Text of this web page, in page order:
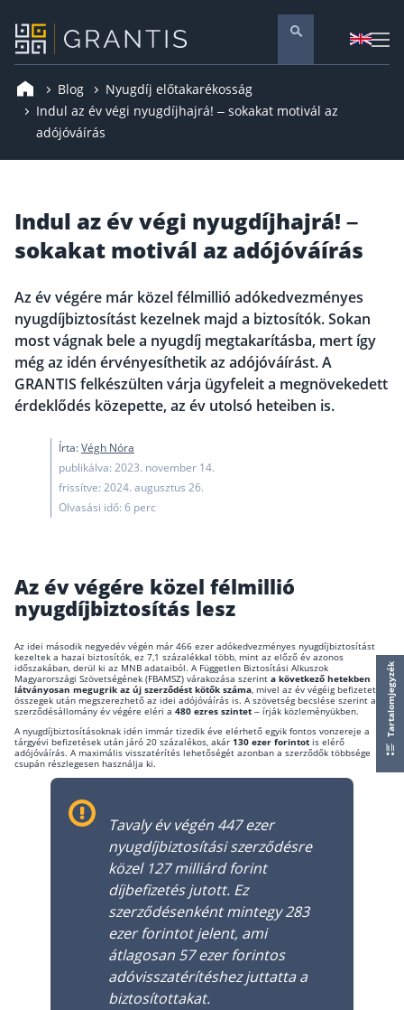
Pénzügyi tanácsadás
Nyugdíj előtakarékosság
Melyiket válaszd? Nyugdíjbiztosítás, NYESZ vagy
ÖNYP?
Nyugdíj előtakarékossági számla (NYESZ)
Nyugdíj megtakarítás – Így válassz
Magánnyugdíjpénztár összefoglaló
Nyugdíjkorhatár táblázat és útmutató
Nyugdíj kisokos – A magyar nyugdíjrendszer
működése
Nyugdíjbiztosítás
Önkéntes nyugdíjpénztár vagy
KATA Nyugdíj: így használd ki az
Nyugdíjbiztosítás kalkulátor
Nyugdíjbiztosítás hozamok
Nyugdíjbiztosítás költségek
Életbiztosítások
Csoportos életbiztosítás
Kockázati életbiztosítás 🛡
Euróalapú megtakarításos életbiztosítás
Megtakarítással kombinált életbiztosítás
Vegyes életbiztosítás
Befektetési egységekhez kötött életbiztosítás
Blog
Nyugdíj előtakarékosság
Indul az év végi nyugdíjhajrá! – sokakat motivál az
adójóváírás
Indul az év végi nyugdíjhajrá! –
sokakat motivál az adójóváírás
Az év végére már közel félmillió adókedvezményes
nyugdíjbiztosítást kezelnek majd a biztosítók. Sokan
most vágnak bele a nyugdíj megtakarításba, mert így
még az idén érvényesíthetik az adójóváírást. A
GRANTIS felkészülten várja ügyfeleit a megnövekedett
érdeklődés közepette, az év utolsó heteiben is.
Írta:Végh Nóra
publikálva: 2023. november 14.
frissítve: 2024. augusztus 26.
Olvasási idő: 6 perc
Az év végére közel félmillió
nyugdíjbiztosítás lesz
Az idei második negyedév végén már 466 ezer adókedvezményes nyugdíjbiztosítást
kezeltek a hazai biztosítók, ez 7,1 százalékkal több, mint az előző év azonos
időszakában, derül ki az MNB adataiból. A Független Biztosítási Alkuszok
Magyarországi Szövetségének (FBAMSZ) várakozása szerint a következő hetekben
látványosan megugrik az új szerződést kötők száma, mivel az év végéig befizetett
összegek után megszerezhető az idei adójóváírás is. A szövetség becslése szerint a
szerződésállomány év végére eléri a 480 ezres szintet – írják közleményükben.
A nyugdíjbiztosításoknak idén immár tizedik éve elérhető egyik fontos vonzereje a
tárgyévi befizetések után járó 20 százalékos, akár 130 ezer forintot is elérő
adójóváírás. A maximális visszatérítés lehetőségét azonban a szerződők többsége
csupán részlegesen használja ki.
Tavaly év végén 447 ezer
nyugdíjbiztosítási szerződésre
közel 127 milliárd forint
díjbefizetés jutott. Ez
szerződésenként mintegy 283
ezer forintot jelent, ami
átlagosan 57 ezer forintos
adóvisszatérítéshez juttatta a
biztosítottakat.
Tartalomjegyzék